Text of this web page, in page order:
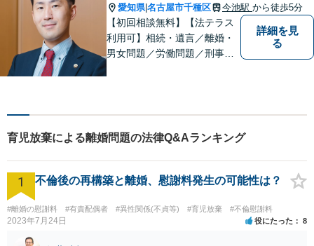
愛知県|名古屋市千種区 今池駅 から徒歩5分
【初回相談無料】【法テラス
利用可】相続・遺言／離婚・
男女問題／労働問題／刑事事
ご提供。小さなお困り事でも
構いません【夜間・休日面
談】【完全個室】【今池駅3
分】
詳細を見
る
育児放棄による離婚問題の法律Q&Aランキング
1 不倫後の再構築と離婚、慰謝料発生の可能性は？
#離婚の慰謝料 #有責配偶者 #異性関係(不貞等) #育児放棄 #不倫慰謝料
2023年7月24日 役にたった 8